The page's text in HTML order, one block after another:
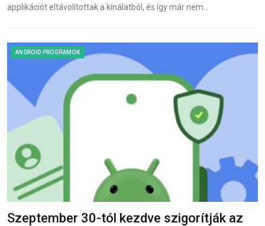
applikációt eltávolítottak a kínálatból, és így már nem…
ANDROID PROGRAMOK
Szeptember 30-tól kezdve szigorítják az